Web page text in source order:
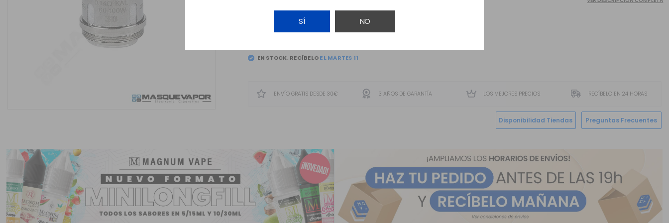
SÍ NO
EN STOCK, RECÍBELO
ENVÍO GRATIS DESDE 30€ 3 AÑOS DE GARANTÍA LOS MEJORES PRECIOS RECÍBELO EN 24 HORAS
Disponibilidad Tiendas Preguntas Frecuentes